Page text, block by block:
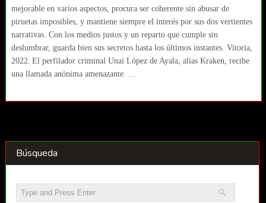
mejorable en varios aspectos, procura ser coherente sin abusar de
piruetas imposibles, y mantiene siempre el interés por sus dos vertientes
narrativas. Con los medios justos y un reparto que cumple sin
deslumbrar, guarda bien sus secretos hasta los últimos instantes. Vitoria,
2022. El perfilador criminal Unai López de Ayala, alias Kraken, recibe
una llamada anónima amenazante. ...
Búsqueda